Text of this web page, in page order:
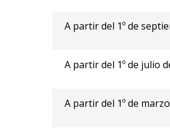
A partir del 1º de
A partir del 1º de julio
A partir del 1º de